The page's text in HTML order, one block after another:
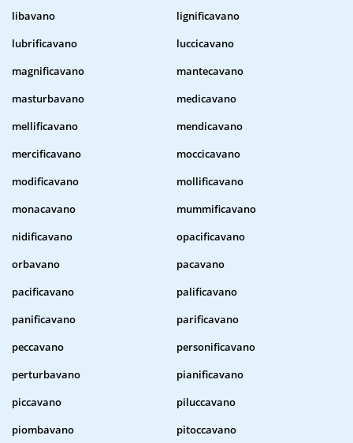
libavano
lignificavano
lubrificavano
luccicavano
magnificavano
mantecavano
masturbavano
medicavano
mellificavano
mendicavano
mercificavano
moccicavano
modificavano
mollificavano
monacavano
mummificavano
nidificavano
opacificavano
orbavano
pacavano
pacificavano
palificavano
panificavano
parificavano
peccavano
personificavano
perturbavano
pianificavano
piccavano
piluccavano
piombavano
pitoccavano